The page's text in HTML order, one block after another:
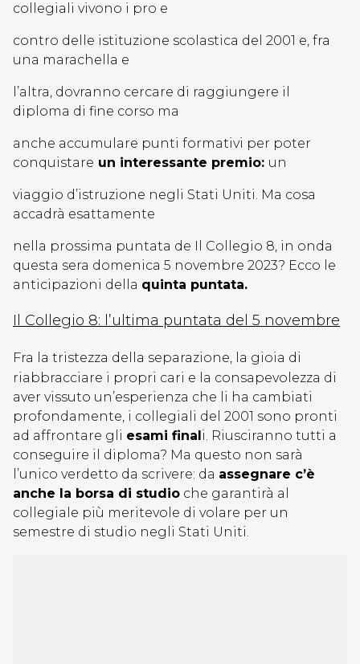
collegiali vivono i pro e
contro delle istituzione scolastica del 2001 e, fra
una marachella e
l’altra, dovranno cercare di raggiungere il
diploma di fine corso ma
anche accumulare punti formativi per poter
conquistare un interessante premio: un
viaggio d’istruzione negli Stati Uniti. Ma cosa
accadrà esattamente
nella prossima puntata de Il Collegio 8, in onda
questa sera domenica 5 novembre 2023? Ecco le
anticipazioni della quinta puntata.
Il Collegio 8: l’ultima puntata del 5 novembre
Fra la tristezza della separazione, la gioia di
riabbracciare i propri cari e la consapevolezza di
aver vissuto un’esperienza che li ha cambiati
profondamente, i collegiali del 2001 sono pronti
ad affrontare gli esami finali. Riusciranno tutti a
conseguire il diploma? Ma questo non sarà
l’unico verdetto da scrivere: da assegnare c’è
anche la borsa di studio che garantirà al
collegiale più meritevole di volare per un
semestre di studio negli Stati Uniti.